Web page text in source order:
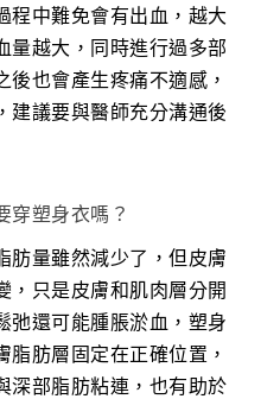
程中難免會有出血，越大
量越大，同時進行過多部
後也會產生疼痛不適感，
建議要與醫師充分溝通後
穿塑身衣嗎？
肪量雖然減少了，但皮膚
，只是皮膚和肌肉層分開
弛還可能腫脹淤血，塑身
脂肪層固定在正確位置，
深部脂肪粘連，也有助於